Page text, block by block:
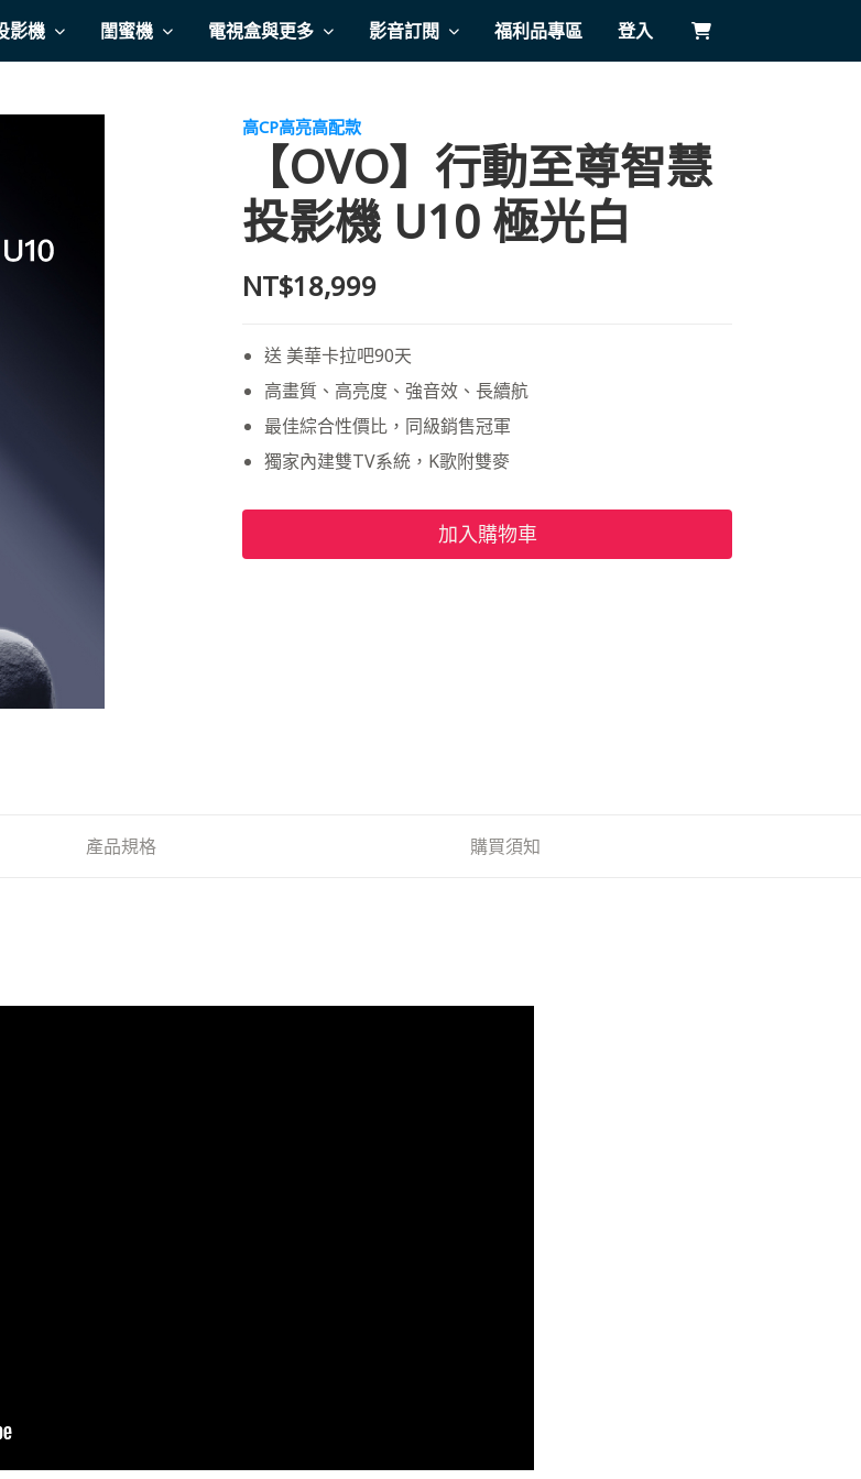
影機 閨蜜機 電視盒與更多 影音訂閱 福利品專區 登入
高CP高亮高配款
【OVO】行動至尊智慧
投影機 U10 極光白
NT$18,999
送 美華卡拉吧90天
高畫質、高亮度、強音效、長續航
最佳綜合性價比，同級銷售冠軍
獨家內建雙TV系統，K歌附雙麥
加入購物車
產品規格 購買須知